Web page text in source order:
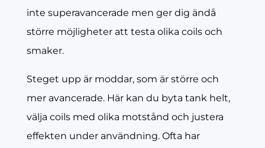
inte superavancerade men ger dig ändå
större möjligheter att testa olika coils och
smaker.
Steget upp är moddar, som är större och
mer avancerade. Här kan du byta tank helt,
välja coils med olika motstånd och justera
effekten under användning. Ofta har